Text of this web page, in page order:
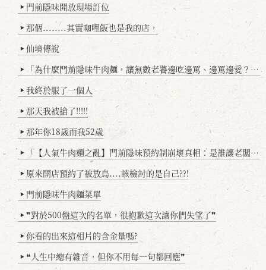
▶ 門前隱味開放現場訂位
▶ 那個........其實咖哩飯也是我的店，
▶ 仙境傳說
▶ 「為什麼門前隱味牛肉麵，讓無數老饕邊吃邊罵、邊罵邊愛？小辣雞揭密！」
▶ 我終於服了一個人
▶ 那天我被搶了!!!!!
▶ 那年你18歲而我52歲
▶ 「【人氣牛肉麵之亂】門前隱味預約制崩壞真相：是誰讓老闆心灰意冷？」
▶ 原來開店預約了被放鳥....該檢討的是自己??!
▶ 門前隱味牛肉麵菜單
▶ ❞對於500盤這次的名單，很抱歉這次讓你們失望了❞
▶ 你看的出來這相片的含金量嗎?
▶ ❝人生中總有雜音，但你不用每一句都回應❞